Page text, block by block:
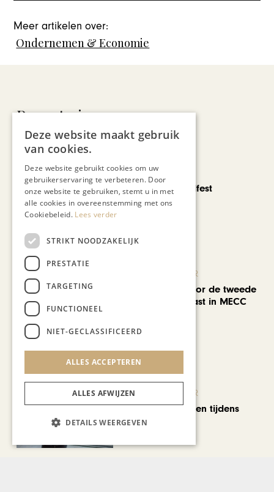
Meer artikelen over:
Ondernemen & Economie
Recent nieuws
CHAPEAU TV
Noorbeek Foodfest
KUNST & CULTUUR
EuropArtFair voor de tweede
keer op rij te gast in MECC
KUNST & CULTUUR
Wereldse beelden tijdens
Cultura Nova
Deze website maakt gebruik
van cookies.
Deze website gebruikt cookies om uw
gebruikerservaring te verbeteren. Door
onze website te gebruiken, stemt u in met
alle cookies in overeenstemming met ons
Cookiebeleid. Lees verder
STRIKT NOODZAKELIJK
PRESTATIE
TARGETING
FUNCTIONEEL
NIET-GECLASSIFICEERD
ALLES ACCEPTEREN
ALLES AFWIJZEN
DETAILS WEERGEVEN